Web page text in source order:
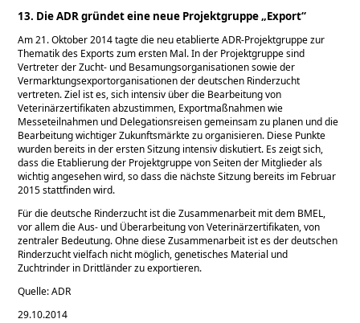
13. Die ADR gründet eine neue Projektgruppe „Export“
Am 21. Oktober 2014 tagte die neu etablierte ADR-Projektgruppe zur
Thematik des Exports zum ersten Mal. In der Projektgruppe sind
Vertreter der Zucht- und Besamungsorganisationen sowie der
Vermarktungsexportorganisationen der deutschen Rinderzucht
vertreten. Ziel ist es, sich intensiv über die Bearbeitung von
Veterinärzertifikaten abzustimmen, Exportmaßnahmen wie
Messeteilnahmen und Delegationsreisen gemeinsam zu planen und die
Bearbeitung wichtiger Zukunftsmärkte zu organisieren. Diese Punkte
wurden bereits in der ersten Sitzung intensiv diskutiert. Es zeigt sich,
dass die Etablierung der Projektgruppe von Seiten der Mitglieder als
wichtig angesehen wird, so dass die nächste Sitzung bereits im Februar
2015 stattfinden wird.
Für die deutsche Rinderzucht ist die Zusammenarbeit mit dem BMEL,
vor allem die Aus- und Überarbeitung von Veterinärzertifikaten, von
zentraler Bedeutung. Ohne diese Zusammenarbeit ist es der deutschen
Rinderzucht vielfach nicht möglich, genetisches Material und
Zuchtrinder in Drittländer zu exportieren.
Quelle: ADR
29.10.2014